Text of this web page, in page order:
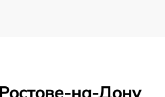
на-Дону